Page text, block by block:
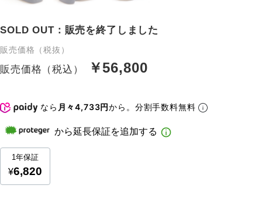
SOLD OUT：販売を終了しました
販売価格（税抜）
販売価格（税込） ￥56,800
なら 月々4,733円から。分割手数料無料